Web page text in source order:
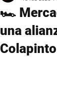
🏎️
una